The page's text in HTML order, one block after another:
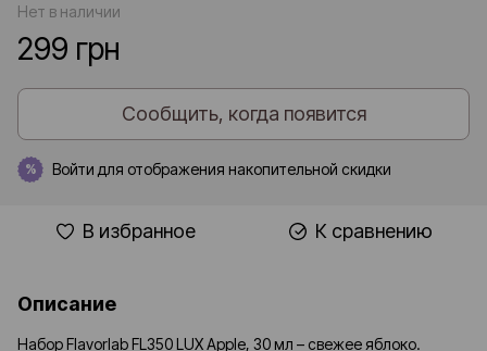
Нет в наличии
299 грн
Сообщить, когда появится
% Войти для отображения накопительной скидки
В избранное К сравнению
Описание
Набор Flavorlab FL350 LUX Apple, 30 мл – свежее яблоко.